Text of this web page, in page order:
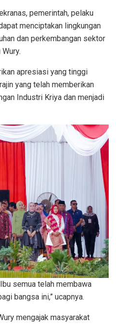
pemerintah, pelaku
menciptakan lingkungan
dan perkembangan sektor
apresiasi yang tinggi
yang telah memberikan
Industri Kriya dan menjadi
semua telah membawa
bangsa ini,” ucapnya.
mengajak masyarakat